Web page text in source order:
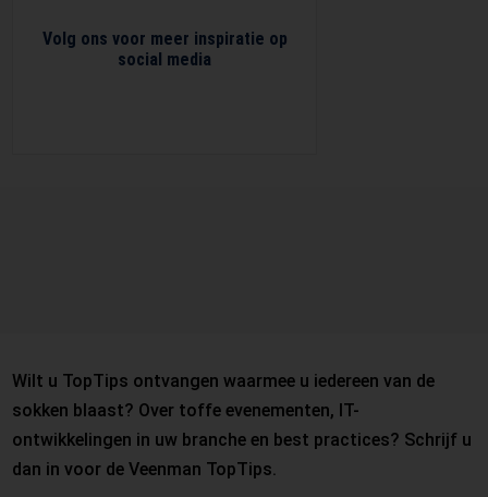
Volg ons voor meer inspiratie op
social media
Wilt u TopTips ontvangen waarmee u iedereen van de
sokken blaast? Over toffe evenementen, IT-
ontwikkelingen in uw branche en best practices? Schrijf u
dan in voor de Veenman TopTips.